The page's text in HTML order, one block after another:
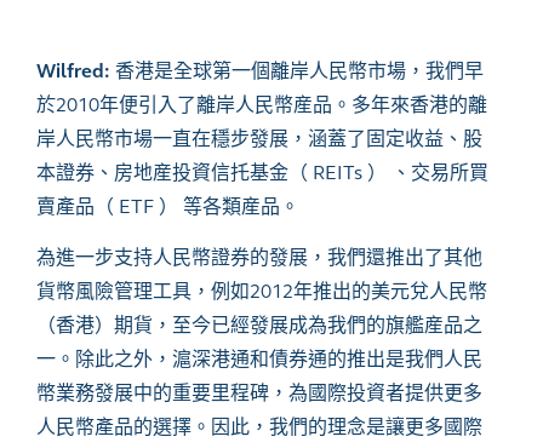
Wilfred: 香港是全球第一個離岸人民幣市場，我們早
於2010年便引入了離岸人民幣産品。多年來香港的離
岸人民幣市場一直在穩步發展，涵蓋了固定收益、股
本證券、房地産投資信托基金 （ REITs ）
、交易所買
賣產品 （ ETF ） 等各類産品。
為進一步支持人民幣證券的發展，我們還推出了其他
貨幣風險管理工具，例如2012年推出的美元兌人民幣
（香港）期貨，至今已經發展成為我們的旗艦産品之
一。除此之外，滬深港通和債券通的推出是我們人民
幣業務發展中的重要里程碑，為國際投資者提供更多
人民幣產品的選擇。因此，我們的理念是讓更多國際